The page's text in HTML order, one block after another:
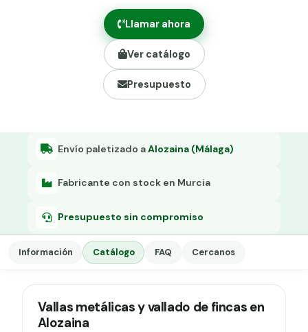
Alambre liso galvanizado
Malla ocultación 70 g/m² verde
Abrazadera PVC malla H.
Grapa malla H.
Llamar ahora
Ver catálogo
Presupuesto
Envío paletizado aAlozaina (Málaga)
Fabricante con stock en Murcia
Presupuesto sin compromiso
Información Catálogo FAQ Cercanos
Vallas metálicas y vallado de fincas en
Alozaina